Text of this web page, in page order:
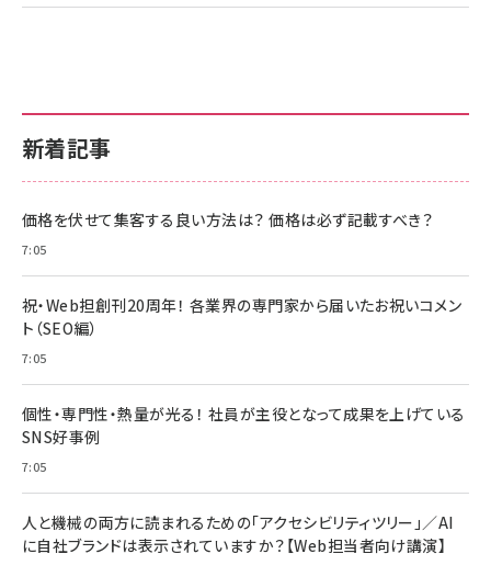
新着記事
価格を伏せて集客する良い方法は？ 価格は必ず記載すべき？
7:05
祝・Web担創刊20周年！ 各業界の専門家から届いたお祝いコメン
ト（SEO編）
7:05
個性・専門性・熱量が光る！ 社員が主役となって成果を上げている
SNS好事例
7:05
人と機械の両方に読まれるための「アクセシビリティツリー」／AI
に自社ブランドは表示されていますか？【Web担当者向け講演】